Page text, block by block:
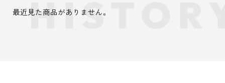
最近見た商品がありません。